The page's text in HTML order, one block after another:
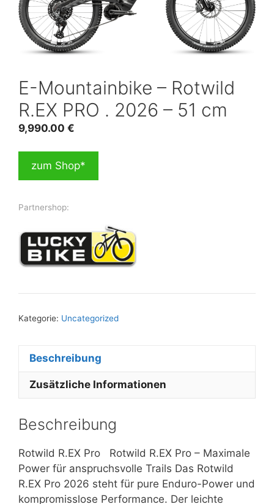
E-Mountainbike – Rotwild
R.EX PRO . 2026 – 51 cm
9,990.00 €
zum Shop*
Partnershop:
Kategorie: Uncategorized
Beschreibung
Zusätzliche Informationen
Beschreibung
Rotwild R.EX Pro Rotwild R.EX Pro – Maximale
Power für anspruchsvolle Trails Das Rotwild
R.EX Pro 2026 steht für pure Enduro-Power und
kompromisslose Performance. Der leichte